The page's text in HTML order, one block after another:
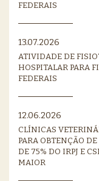
FEDERAIS
13.07.2026
ATIVIDADE DE
HOSPITALAR PARA
FEDERAIS
12.06.2026
CLÍNICAS
PARA OBTENÇÃO
DE 75% DO IRPJ E
MAIOR